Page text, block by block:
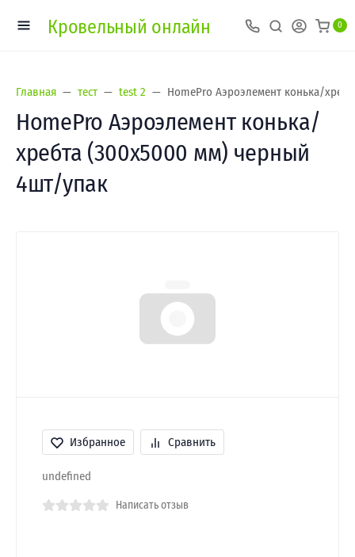
Кровельный онлайн 0
Главная тест test 2 HomePro Аэроэлемент конька/
HomePro Аэроэлемент конька/
хребта (300х5000 мм) черный
4шт/упак
Избранное Сравнить
undefined
Написать отзыв